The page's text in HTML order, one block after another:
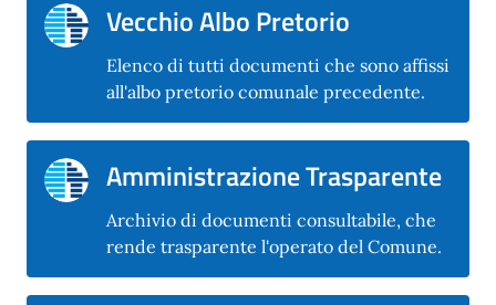
Vecchio Albo Pretorio
Elenco di tutti documenti che sono affissi
all'albo pretorio comunale precedente.
Amministrazione Trasparente
Archivio di documenti consultabile, che
rende trasparente l'operato del Comune.